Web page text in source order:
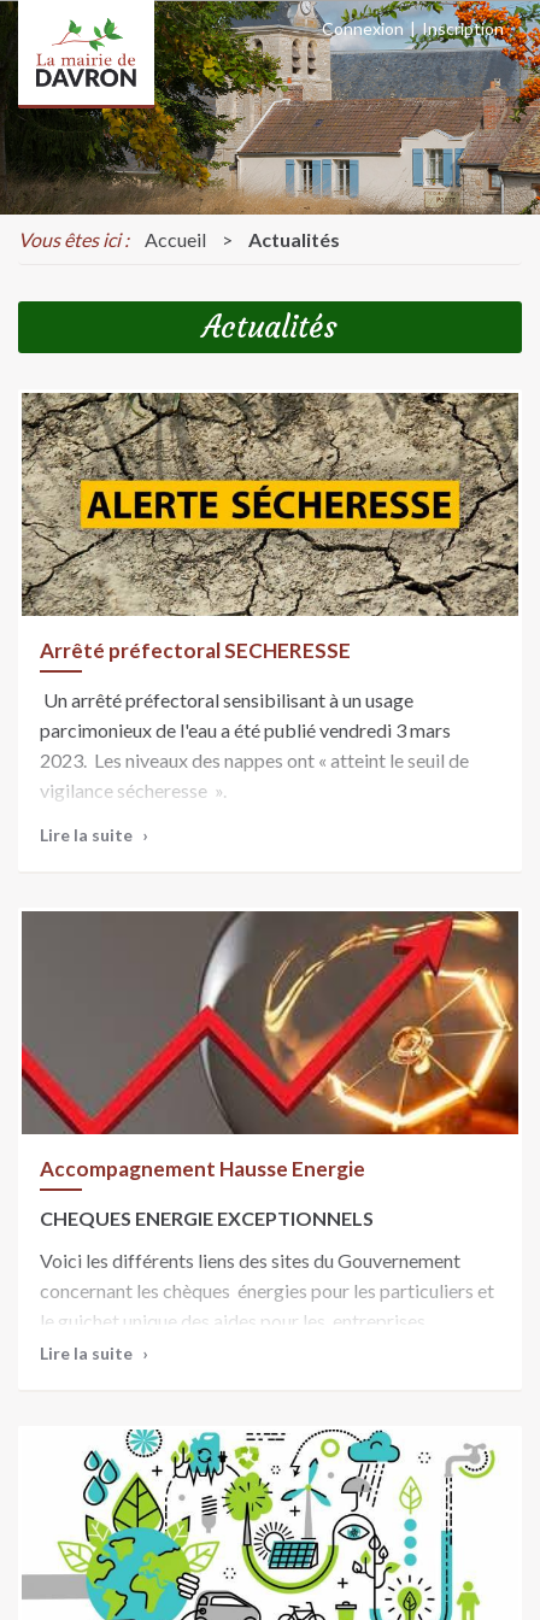
Connexion | Inscription
Vous êtes ici : Accueil > Actualités
Actualités
Arrêté préfectoral SECHERESSE
Un arrêté préfectoral sensibilisant à un usage
parcimonieux de l'eau a été publié vendredi 3 mars
2023. Les niveaux des nappes ont « atteint le seuil de
vigilance sécheresse ».
La préfecture des Yvelines appelle la population du
https://www.yvelines.gouv.fr/Actions-de-l-
Etat/Environnement-et-prevention-des-
risques/Environnement/Eau/Secheresse
Lire la suite
Accompagnement Hausse Energie
CHEQUES ENERGIE EXCEPTIONNELS
Voici les différents liens des sites du Gouvernement
concernant les chèques énergies pour les particuliers et
le guichet unique des aides pour les entreprises
En complément du bouclier tarifaire sur le gaz naturel
ménages qui en ont le plus besoin. Ces chèques énergie
exceptionnels peuvent être utilisés, comme le chèque
énergie « classique », pour payer les factures de tout
type d’énergie. Ces chèques sont également cumulables
avec l'indemnité carburant mise en place à compter du
16 janvier jusqu'au 31 mars 2023. Vous trouverez
Lire la suite